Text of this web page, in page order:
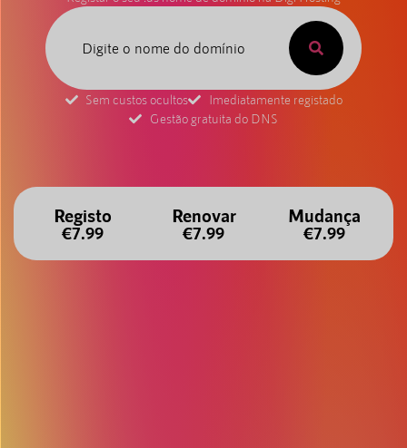
Sem custos ocultos
Imediatamente registado
Gestão gratuita do DNS
Registo
€7.99
Renovar
€7.99
Mudança
€7.99